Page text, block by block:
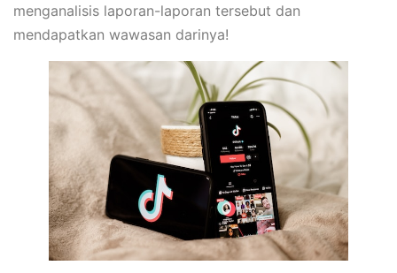
menganalisis laporan-laporan tersebut dan
mendapatkan wawasan darinya!